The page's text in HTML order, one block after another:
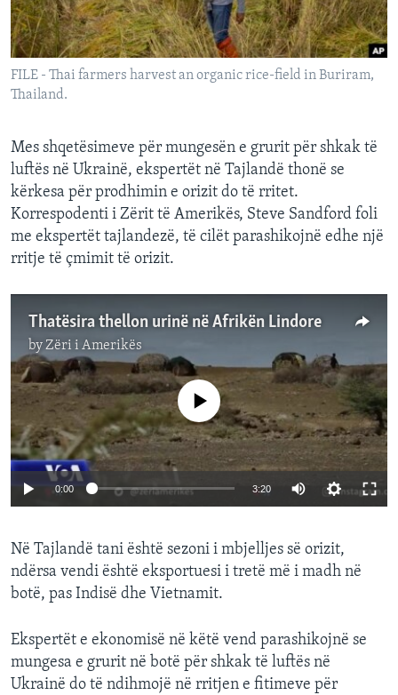
INTERVISTA
DITARI
FILE - Thai farmers harvest an organic rice-field in Buriram,
Thailand.
Mes shqetësimeve për mungesën e grurit për shkak të
luftës në Ukrainë, ekspertët në Tajlandë thonë se
kërkesa për prodhimin e orizit do të rritet.
Korrespodenti i Zërit të Amerikës, Steve Sandford foli
me ekspertët tajlandezë, të cilët parashikojnë edhe një
rritje të çmimit të orizit.
Thatësira thellon urinë në Afrikën Lindore
byZëri i Amerikës
No media source currently available
0:00 3:20
Në Tajlandë tani është sezoni i mbjelljes së orizit,
ndërsa vendi është eksportuesi i tretë më i madh në
botë, pas Indisë dhe Vietnamit.
Ekspertët e ekonomisë në këtë vend parashikojnë se
mungesa e grurit në botë për shkak të luftës në
Ukrainë do të ndihmojë në rritjen e fitimeve për